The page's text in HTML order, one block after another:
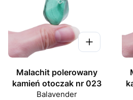
Malachit polerowany
kamień otoczak nr 023
Balavender